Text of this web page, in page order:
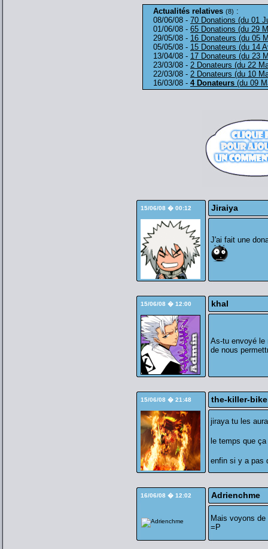
Actualités relatives (8) :
08/06/08 - 70 Donations (du 01
01/06/08 - 65 Donations (du 29
29/05/08 - 16 Donateurs (du 05
05/05/08 - 15 Donateurs (du 14
13/04/08 - 17 Donateurs (du 23
23/03/08 - 2 Donateurs (du 22
22/03/08 - 2 Donateurs (du 10
16/03/08 - 4 Donateurs (du 09
15/06/08 � 00:12 Jiraiya
J'ai fait une
15/06/08 � 12:00 khal
As-tu envoyé le
de nous
15/06/08 � 21:48 the-killer-
jiraya tu les
le temps que
enfin si y a pas
16/06/08 � 12:02 Adrienchme
Mais voyons
=P